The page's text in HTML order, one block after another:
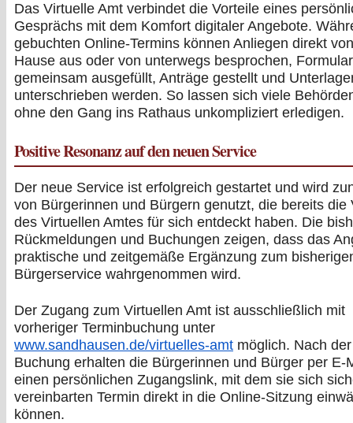
Das Virtuelle Amt verbindet die Vorteile eines
Gesprächs mit dem Komfort digitaler Angebote.
gebuchten Online-Termins können Anliegen direkt
Hause aus oder von unterwegs besprochen,
gemeinsam ausgefüllt, Anträge gestellt und
unterschrieben werden. So lassen sich viele
ohne den Gang ins Rathaus unkompliziert erledigen.
Positive Resonanz auf den neuen Service
Der neue Service ist erfolgreich gestartet und wird
von Bürgerinnen und Bürgern genutzt, die bereits die
des Virtuellen Amtes für sich entdeckt haben. Die
Rückmeldungen und Buchungen zeigen, dass das
praktische und zeitgemäße Ergänzung zum
Bürgerservice wahrgenommen wird.
Der Zugang zum Virtuellen Amt ist ausschließlich mit
vorheriger Terminbuchung unter
www.sandhausen.de/virtuelles-amt möglich. Nach der
Buchung erhalten die Bürgerinnen und Bürger per E-
einen persönlichen Zugangslink, mit dem sie sich
vereinbarten Termin direkt in die Online-Sitzung
können.